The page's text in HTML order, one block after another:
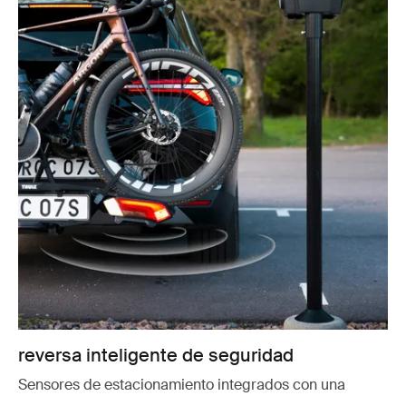
reversa inteligente de seguridad
Sensores de estacionamiento integrados con una